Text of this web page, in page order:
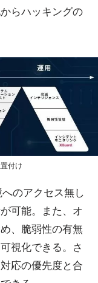
らハッキングの
付け
のアクセス無し
可能。また、オ
、脆弱性の有無
視化できる。さ
応の優先度と合